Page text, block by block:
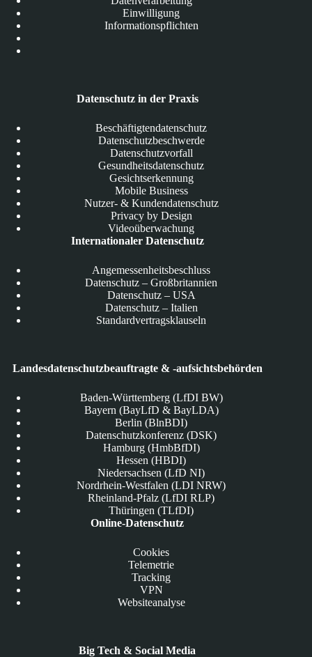
Einwilligung
Informationspflichten
Datenschutz in der Praxis
Beschäftigtendatenschutz
Datenschutzbeschwerde
Datenschutzvorfall
Gesundheitsdatenschutz
Gesichtserkennung
Mobile Business
Nutzer- & Kundendatenschutz
Privacy by Design
Videoüberwachung
Internationaler Datenschutz
Angemessenheitsbeschluss
Datenschutz – Großbritannien
Datenschutz – USA
Datenschutz – Italien
Standardvertragsklauseln
Landesdatenschutzbeauftragte & -aufsichtsbehörden
Baden-Württemberg (LfDI BW)
Bayern (BayLfD & BayLDA)
Berlin (BlnBDI)
Datenschutzkonferenz (DSK)
Hamburg (HmbBfDI)
Hessen (HBDI)
Niedersachsen (LfD NI)
Nordrhein-Westfalen (LDI NRW)
Rheinland-Pfalz (LfDI RLP)
Thüringen (TLfDI)
Online-Datenschutz
Cookies
Telemetrie
Tracking
VPN
Websiteanalyse
Big Tech & Social Media